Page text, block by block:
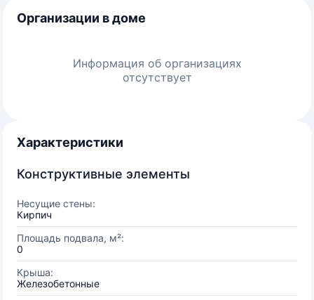
Организации в доме
Информация об организациях
отсутствует
Характеристики
Конструктивные элементы
Несущие стены:
Кирпич
Площадь подвала, м²:
0
Крыша:
Железобетонные